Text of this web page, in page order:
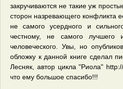
закручиваются не такие уж
сторон назревающего конфликта
не самого усердного и
честному, не самого лучшего
человеческого. Увы, но
обложку к данной книге сделал
Лесняк, автор цикла "Риола"
что ему большое спасибо!!!